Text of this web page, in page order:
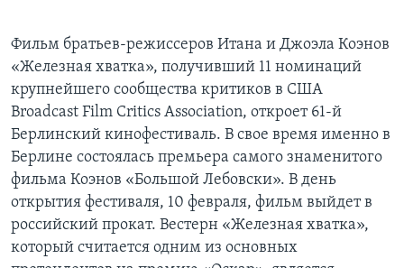
Языки
Фильм братьев-режиссеров Итана и Джоэла Коэнов
«Железная хватка», получивший 11 номинаций
крупнейшего сообщества критиков в США
Broadcast Film Critics Association, откроет 61-й
Берлинский кинофестиваль. В свое время именно в
Берлине состоялась премьера самого знаменитого
фильма Коэнов «Большой Лебовски». В день
открытия фестиваля, 10 февраля, фильм выйдет в
российский прокат. Вестерн «Железная хватка»,
который считается одним из основных